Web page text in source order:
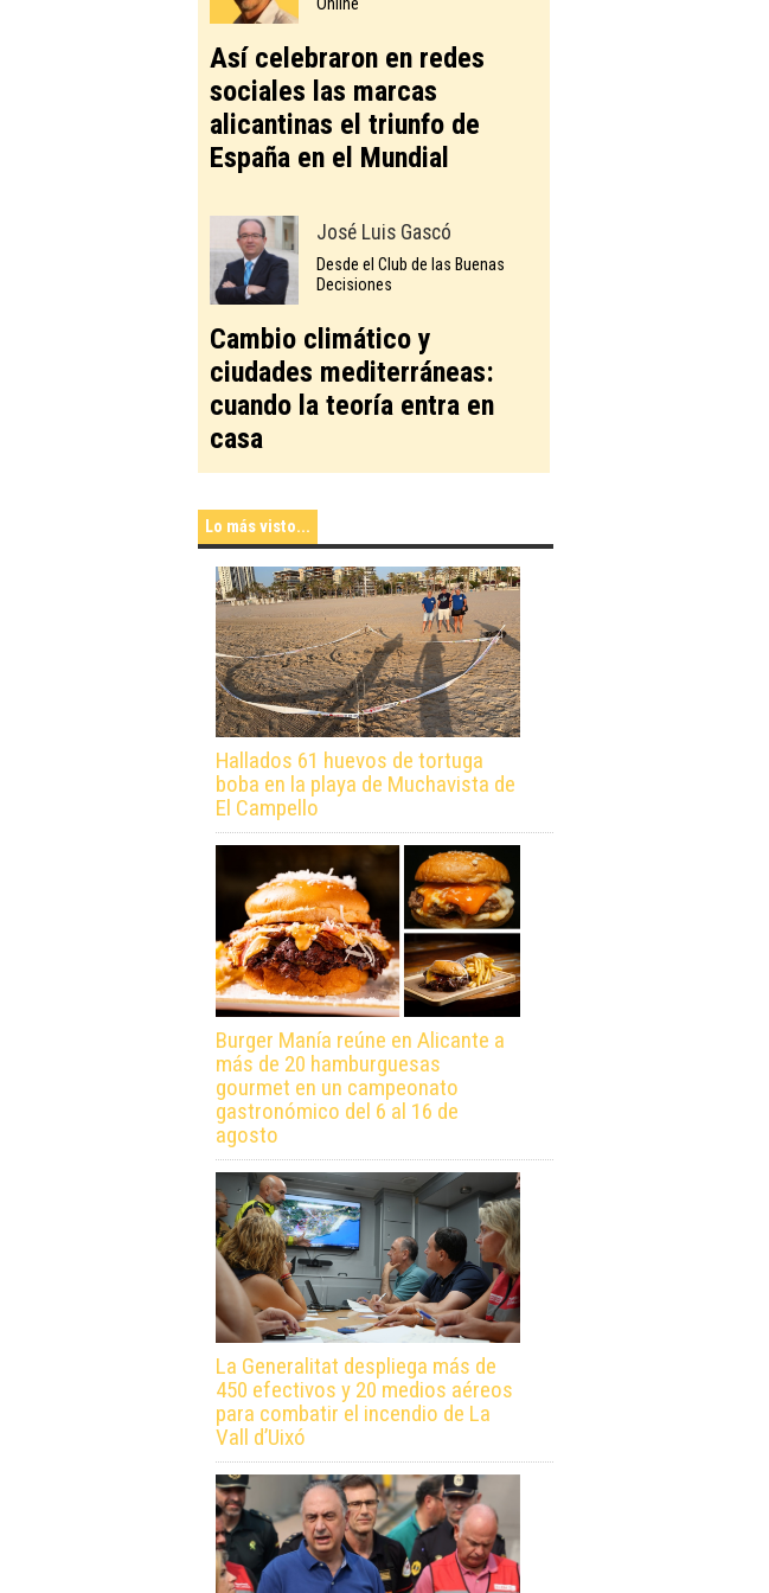
Online
Así celebraron en redes
sociales las marcas
alicantinas el triunfo de
España en el Mundial
José Luis Gascó
Desde el Club de las Buenas
Decisiones
Cambio climático y
ciudades mediterráneas:
cuando la teoría entra en
casa
Lo más visto...
Hallados 61 huevos de tortuga
boba en la playa de Muchavista de
El Campello
Burger Manía reúne en Alicante a
más de 20 hamburguesas
gourmet en un campeonato
gastronómico del 6 al 16 de
agosto
La Generalitat despliega más de
450 efectivos y 20 medios aéreos
para combatir el incendio de La
Vall d’Uixó